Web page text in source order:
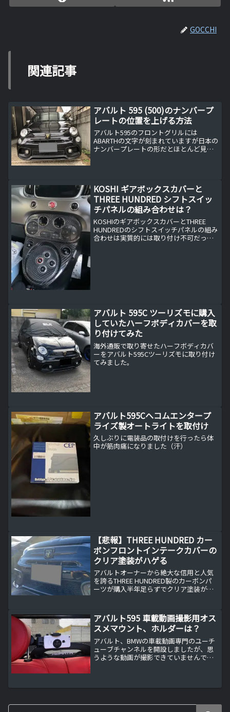
GOCCHI
関連記事
アバルト 595 (500)のナンバープ
レートの位置を上げる方法
アバルト595のフロントグリルには
ABARTHの文字が刻まれていますが日本の
ナンバープレートの形だとほとんど見え
KOSHI ギアボックスカバーと
THREE HUNDRED シフトスイッ
チパネルの組み合わせは？
KOSHIのギアボックスカバーとTHREE
HUNDREDのシフトスイッチパネルの組み
合わせは実質的には取り付け不可だった
アバルト 595C ツーリズモに購入
していたハーフボディカバーを取
り付けてみた
海外通販で取り寄せたハーフボディカバ
ーをアバルト595Cツーリズモに取り付け
てみました。
アバルト595Cへコムエンタープ
ライズ製オートライトを取付け
久しぶりに電装品の取付けを行ったら体
中が筋肉痛になりました（汗）
【悲報】THREE HUNDRED カー
ボンフロントインテークカバーの
クリア塗装がハゲる
アバルトオーナーから絶大な信用と人気
を誇るTHREE HUNDRED製のカーボンパ
ーツが購入半年足らずでクリア塗装がハ
アバルト595 車載動画撮影用オス
スメマウント、ホルダーは？
アバルト、BMWの車載動画専門のユーチ
ューブチャンネルを開設しましたが、思
うような動画が撮影できていませんでし